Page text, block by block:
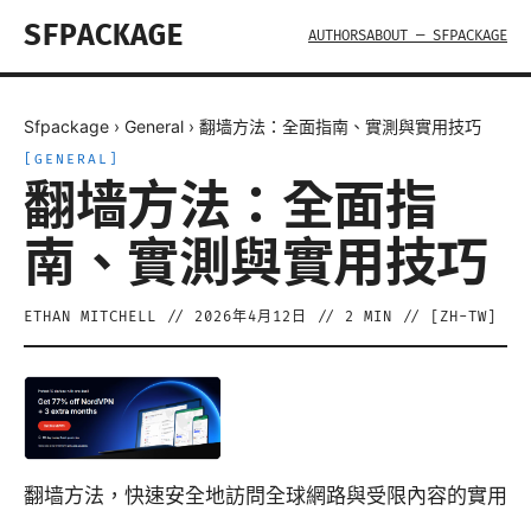
SFPACKAGE AUTHORSABOUT — SFPACKAGE
Sfpackage › General › 翻墙方法：全面指南、實測與實用技巧
GENERAL
翻墙方法：全面指
南、實測與實用技巧
ETHAN MITCHELL // 2026年4月12日 // 2 MIN // [ ZH-TW
翻墙方法，快速安全地訪問全球網路與受限內容的實用